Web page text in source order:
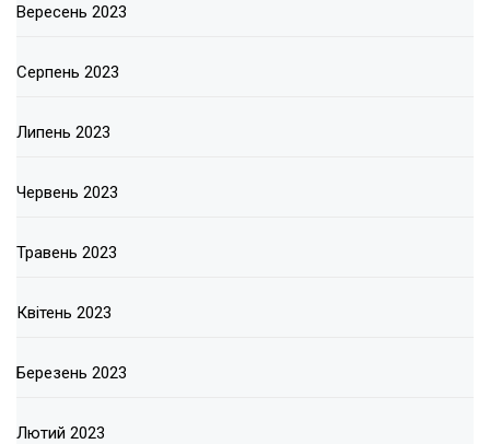
Вересень 2023
Серпень 2023
Липень 2023
Червень 2023
Травень 2023
Квітень 2023
Березень 2023
Лютий 2023